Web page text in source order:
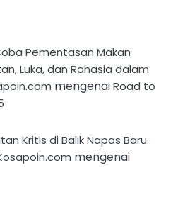
Pementasan Makan
Luka, dan Rahasia dalam
mengenaiRoad to
Kritis di Balik Napas Baru
mengenai